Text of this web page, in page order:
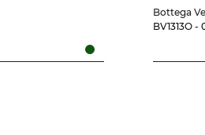
Bottega
BV1313O -